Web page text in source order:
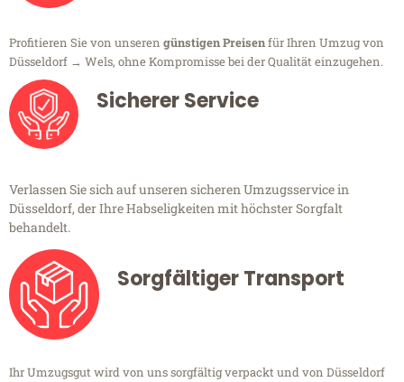
Profitieren Sie von unseren günstigen Preisenfür Ihren Umzug von
Düsseldorf → Wels, ohne Kompromisse bei der Qualität einzugehen.
Sicherer Service
Verlassen Sie sich auf unseren sicheren Umzugsservice in
Düsseldorf, der Ihre Habseligkeiten mit höchster Sorgfalt
behandelt.
Sorgfältiger Transport
Ihr Umzugsgut wird von uns sorgfältig verpackt und von Düsseldorf